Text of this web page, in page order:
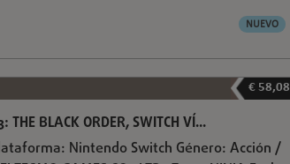
NUEVO
€ 58,08
THE BLACK ORDER, SWITCH VÍ...
Nintendo Switch Género: Acción /